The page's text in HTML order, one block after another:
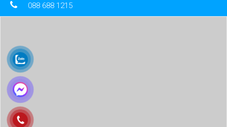
088 688 1215